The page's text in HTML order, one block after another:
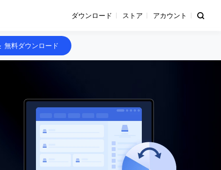
ダウンロード ストア アカウント
無料ダウンロード